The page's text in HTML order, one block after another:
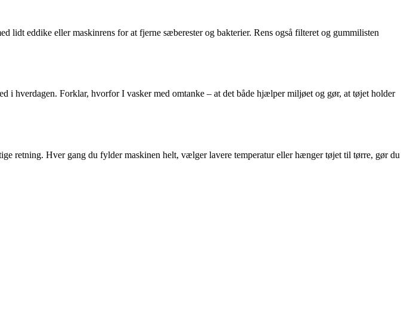
lidt eddike eller maskinrens for at fjerne sæberester og bakterier. Rens også filteret og gummilisten
hverdagen. Forklar, hvorfor I vasker med omtanke – at det både hjælper miljøet og gør, at tøjet holder
retning. Hver gang du fylder maskinen helt, vælger lavere temperatur eller hænger tøjet til tørre, gør du